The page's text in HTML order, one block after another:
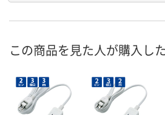
この商品を見た人が購入し